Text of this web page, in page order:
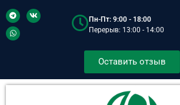
Пн-Пт: 9:00 - 18:00
Перерыв: 13:00 - 14:00
Оставить отзыв